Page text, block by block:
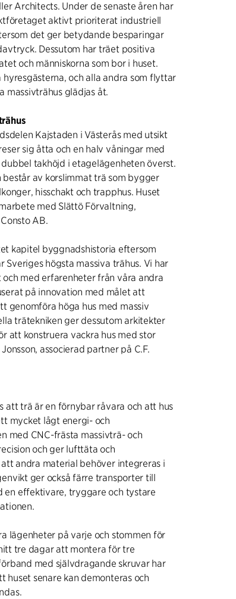
Architects. Under de senaste åren har
aktivt prioriterat industriell
det ger betydande besparingar
Dessutom har träet positiva
och människorna som bor i huset.
och alla andra som flyttar
massivträhus glädjas åt.
Kajstaden i Västerås med utsikt
sig åtta och en halv våningar med
takhöjd i etagelägenheten överst.
av korslimmat trä som bygger
hisschakt och trapphus. Huset
med Slättö Förvaltning,
AB.
kapitel byggnadshistoria eftersom
högsta massiva trähus. Vi har
med erfarenheter från våra andra
på innovation med målet att
genomföra höga hus med massiv
trätekniken ger dessutom arkitekter
att konstruera vackra hus med stor
associerad partner på C.F.
att trä är en förnybar råvara och att hus
mycket lågt energi- och
med CNC-frästa massivträ- och
och ger lufttäta och
andra material behöver integreras i
ger också färre transporter till
en effektivare, tryggare och tystare
lägenheter på varje och stommen för
tre dagar att montera för tre
med självdragande skruvar har
huset senare kan demonteras och